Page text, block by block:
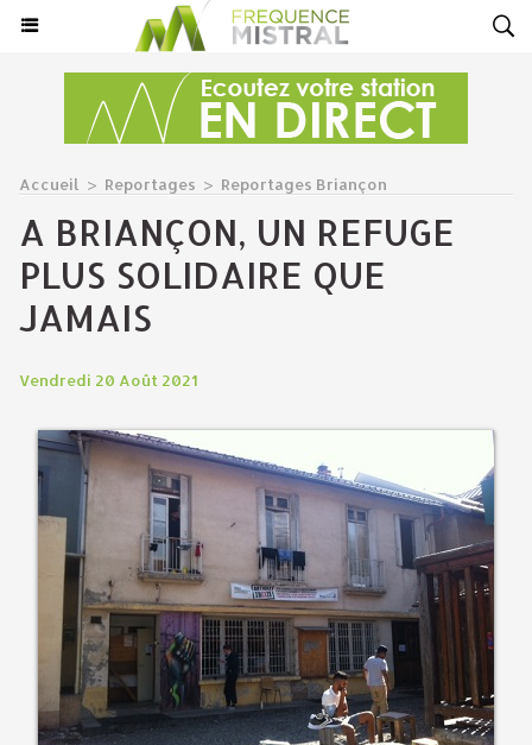
Accueil > Reportages > Reportages Briançon
A BRIANÇON, UN REFUGE
PLUS SOLIDAIRE QUE
JAMAIS
Vendredi 20 Août 2021